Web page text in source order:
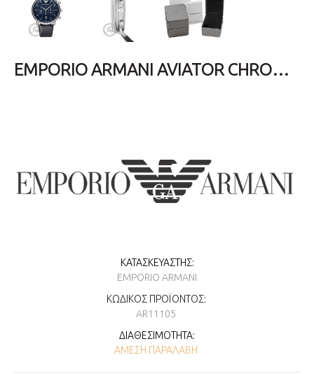
EMPORIO ARMANI AVIATOR CHRONOGRAPH BLUE LEATHER STRAP AR11105
ΚΑΤΑΣΚΕΥΑΣΤΉΣ:
EMPORIO ARMANI
ΚΩΔΙΚΌΣ ΠΡΟΪΌΝΤΟΣ:
AR11105
ΔΙΑΘΕΣΙΜΌΤΗΤΑ:
ΆΜΕΣΗ ΠΑΡΑΛΑΒΉ